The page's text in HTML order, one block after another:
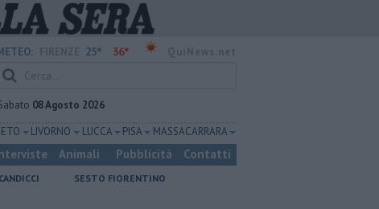
25° 36°
08 Agosto 2026
LIVORNO LUCCA PISA MASSA CARRARA
Animali Pubblicità Contatti
SESTO FIORENTINO